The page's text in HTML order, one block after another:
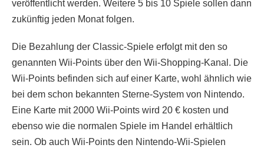
veröffentlicht werden. Weitere 5 bis 10 Spiele sollen dann
zukünftig jeden Monat folgen.
Die Bezahlung der Classic-Spiele erfolgt mit den so
genannten Wii-Points über den Wii-Shopping-Kanal. Die
Wii-Points befinden sich auf einer Karte, wohl ähnlich wie
bei dem schon bekannten Sterne-System von Nintendo.
Eine Karte mit 2000 Wii-Points wird 20 € kosten und
ebenso wie die normalen Spiele im Handel erhältlich
sein. Ob auch Wii-Points den Nintendo-Wii-Spielen